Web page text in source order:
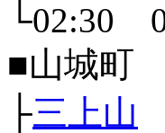
└02:30
■山城町
├三上山